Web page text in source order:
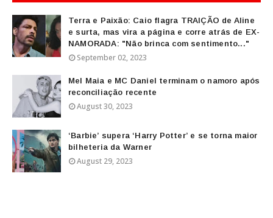
Terra e Paixão: Caio flagra TRAIÇÃO de Aline
e surta, mas vira a página e corre atrás de EX-
NAMORADA: "Não brinca com sentimento..."
September 02, 2023
Mel Maia e MC Daniel terminam o namoro após
reconciliação recente
August 30, 2023
‘Barbie’ supera ‘Harry Potter’ e se torna maior
bilheteria da Warner
August 29, 2023